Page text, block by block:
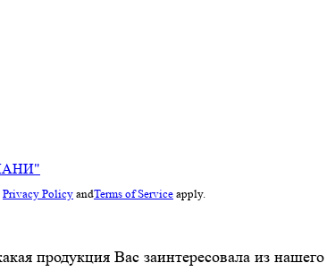
Privacy Policy andTerms of Service apply.
продукция Вас заинтересовала из нашего